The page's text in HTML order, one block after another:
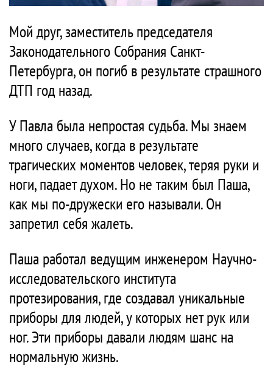
Мой друг, заместитель председателя
Законодательного Собрания Санкт-
Петербурга, он погиб в результате страшного
ДТП год назад.
У Павла была непростая судьба. Мы знаем
много случаев, когда в результате
трагических моментов человек, теряя руки и
ноги, падает духом. Но не таким был Паша,
как мы по-дружески его называли. Он
запретил себя жалеть.
Паша работал ведущим инженером Научно-
исследовательского института
протезирования, где создавал уникальные
приборы для людей, у которых нет рук или
ног. Эти приборы давали людям шанс на
нормальную жизнь.